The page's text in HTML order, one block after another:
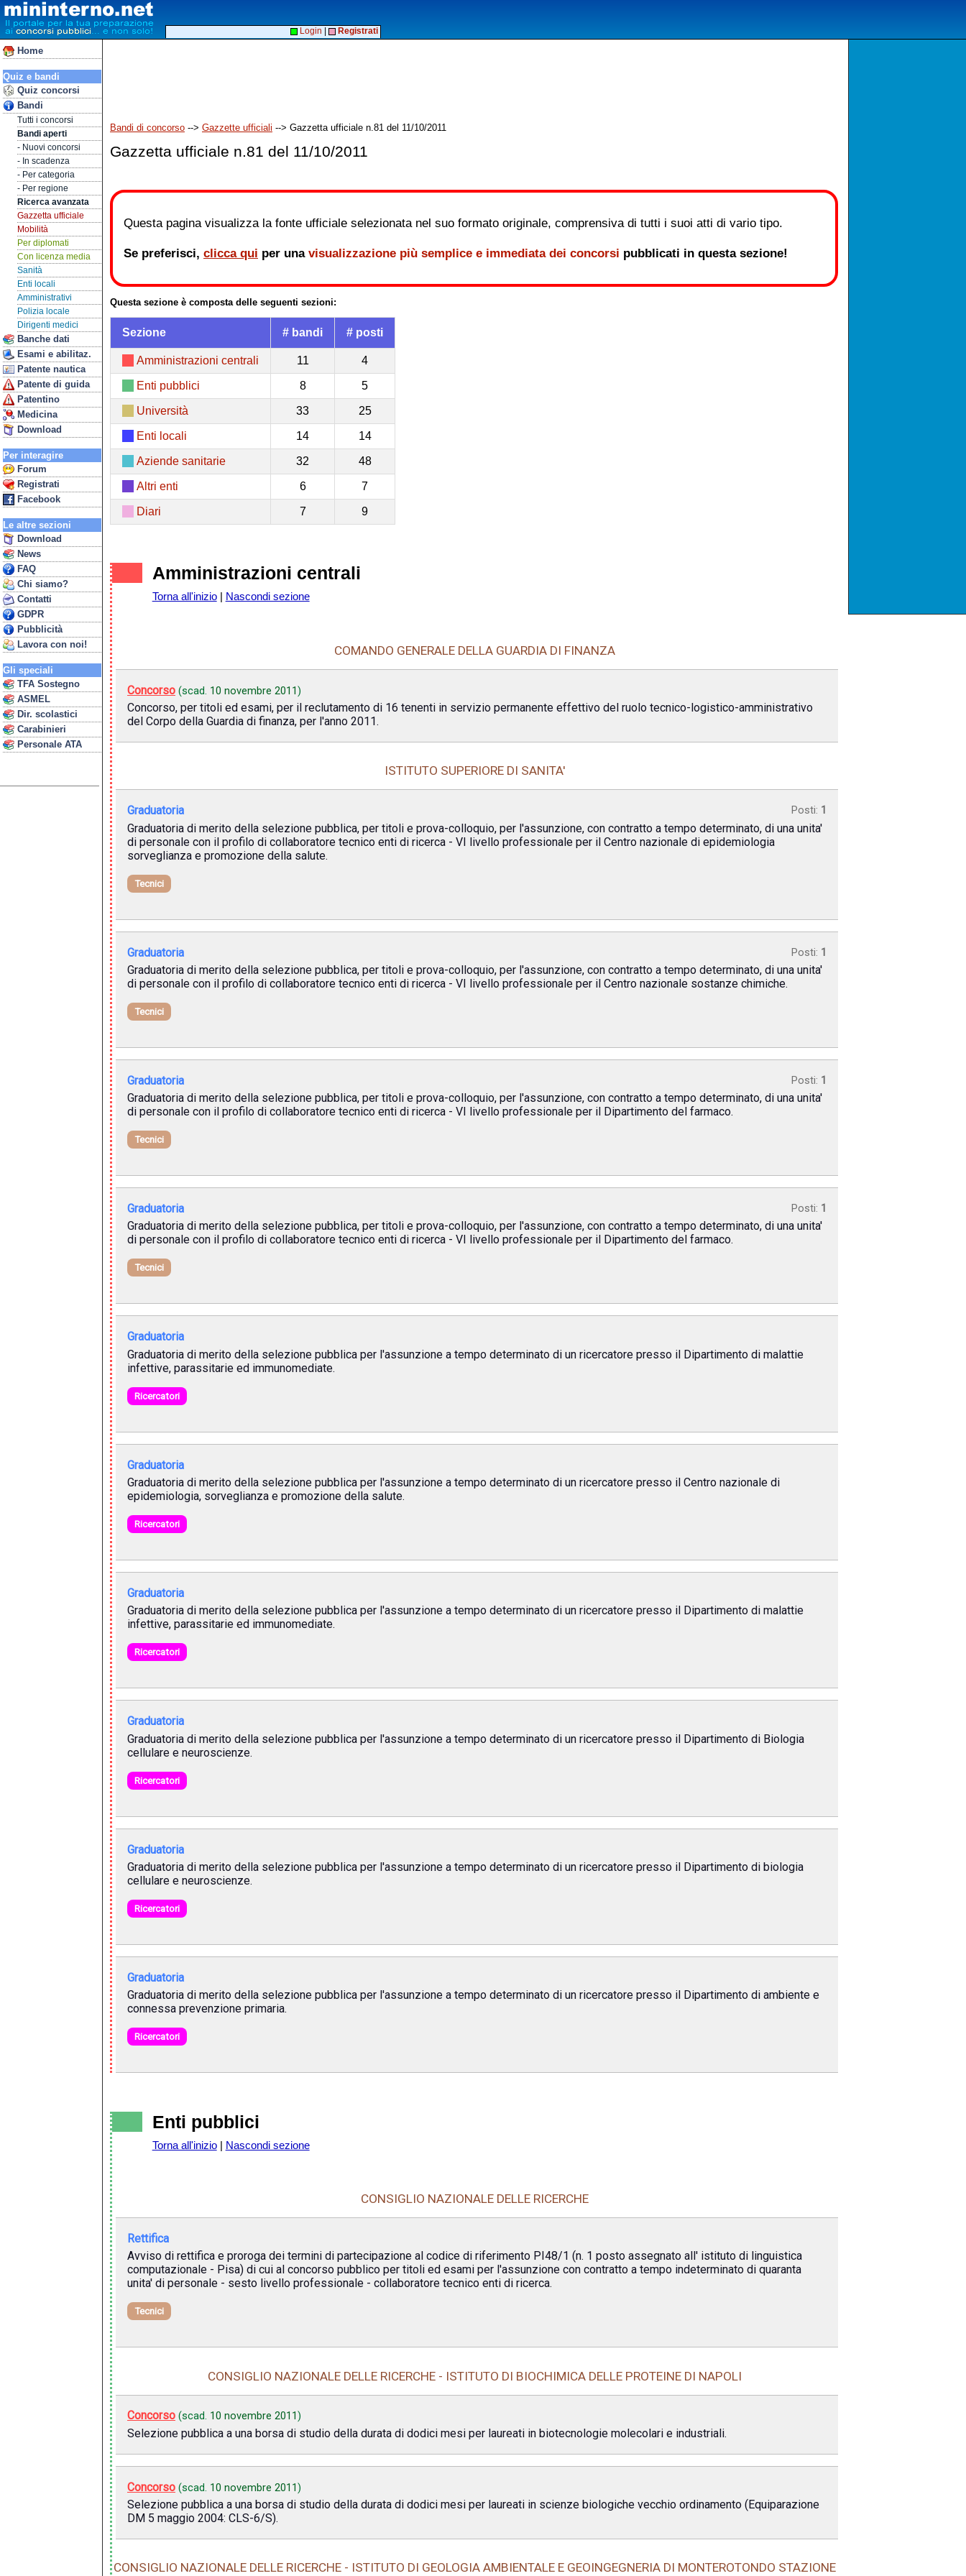
Home
Quiz e bandi
Quiz concorsi
Bandi
Tutti i concorsi
Bandi aperti
- Nuovi concorsi
- In scadenza
- Per categoria
- Per regione
Ricerca avanzata
Gazzetta ufficiale
Mobilità
Per diplomati
Con licenza media
Sanità
Enti locali
Amministrativi
Polizia locale
Dirigenti medici
Banche dati
Esami e abilitaz.
Patente nautica
Patente di guida
Patentino
Medicina
Download
Per interagire
Forum
Registrati
Facebook
Le altre sezioni
Download
News
FAQ
Chi siamo?
Contatti
GDPR
Pubblicità
Lavora con noi!
Gli speciali
TFA Sostegno
ASMEL
Dir. scolastici
Carabinieri
Personale ATA
Login Registrati
Bandi di concorso --> Gazzette ufficiali --> Gazzetta ufficiale n.81 del 11/10/2011
Gazzetta ufficiale n.81 del 11/10/2011
Questa pagina visualizza la fonte ufficiale selezionata nel suo formato originale, comprensiva di tutti i suoi atti di vario tipo.
Se preferisci, clicca qui per una visualizzazione più semplice e immediata dei concorsi pubblicati in questa sezione!
Questa sezione è composta delle seguenti sezioni:
Sezione # bandi # posti
Amministrazioni centrali 11 4
Enti pubblici 8 5
Università 33 25
Enti locali 14 14
Aziende sanitarie 32 48
Altri enti 6 7
Diari 7 9
Amministrazioni centrali
Torna all'inizio| Nascondi sezione
COMANDO GENERALE DELLA GUARDIA DI FINANZA
Concorso (scad. 10 novembre 2011)
Concorso, per titoli ed esami, per il reclutamento di 16 tenenti in servizio permanente effettivo del ruolo tecnico-logistico-amministrativo
del Corpo della Guardia di finanza, per l'anno 2011.
ISTITUTO SUPERIORE DI SANITA'
Graduatoria Posti: 1
Graduatoria di merito della selezione pubblica, per titoli e prova-colloquio, per l'assunzione, con contratto a tempo determinato, di una unita'
di personale con il profilo di collaboratore tecnico enti di ricerca - VI livello professionale per il Centro nazionale di epidemiologia
sorveglianza e promozione della salute.
Tecnici
Graduatoria Posti: 1
Graduatoria di merito della selezione pubblica, per titoli e prova-colloquio, per l'assunzione, con contratto a tempo determinato, di una unita'
di personale con il profilo di collaboratore tecnico enti di ricerca - VI livello professionale per il Centro nazionale sostanze chimiche.
Tecnici
Graduatoria Posti: 1
Graduatoria di merito della selezione pubblica, per titoli e prova-colloquio, per l'assunzione, con contratto a tempo determinato, di una unita'
di personale con il profilo di collaboratore tecnico enti di ricerca - VI livello professionale per il Dipartimento del farmaco.
Tecnici
Graduatoria Posti: 1
Graduatoria di merito della selezione pubblica, per titoli e prova-colloquio, per l'assunzione, con contratto a tempo determinato, di una unita'
di personale con il profilo di collaboratore tecnico enti di ricerca - VI livello professionale per il Dipartimento del farmaco.
Tecnici
Graduatoria
Graduatoria di merito della selezione pubblica per l'assunzione a tempo determinato di un ricercatore presso il Dipartimento di malattie
infettive, parassitarie ed immunomediate.
Ricercatori
Graduatoria
Graduatoria di merito della selezione pubblica per l'assunzione a tempo determinato di un ricercatore presso il Centro nazionale di
epidemiologia, sorveglianza e promozione della salute.
Ricercatori
Graduatoria
Graduatoria di merito della selezione pubblica per l'assunzione a tempo determinato di un ricercatore presso il Dipartimento di malattie
infettive, parassitarie ed immunomediate.
Ricercatori
Graduatoria
Graduatoria di merito della selezione pubblica per l'assunzione a tempo determinato di un ricercatore presso il Dipartimento di Biologia
cellulare e neuroscienze.
Ricercatori
Graduatoria
Graduatoria di merito della selezione pubblica per l'assunzione a tempo determinato di un ricercatore presso il Dipartimento di biologia
cellulare e neuroscienze.
Ricercatori
Graduatoria
Graduatoria di merito della selezione pubblica per l'assunzione a tempo determinato di un ricercatore presso il Dipartimento di ambiente e
connessa prevenzione primaria.
Ricercatori
Enti pubblici
Torna all'inizio| Nascondi sezione
CONSIGLIO NAZIONALE DELLE RICERCHE
Rettifica
Avviso di rettifica e proroga dei termini di partecipazione al codice di riferimento PI48/1 (n. 1 posto assegnato all' istituto di linguistica
computazionale - Pisa) di cui al concorso pubblico per titoli ed esami per l'assunzione con contratto a tempo indeterminato di quaranta
unita' di personale - sesto livello professionale - collaboratore tecnico enti di ricerca.
Tecnici
CONSIGLIO NAZIONALE DELLE RICERCHE - ISTITUTO DI BIOCHIMICA DELLE PROTEINE DI NAPOLI
Concorso (scad. 10 novembre 2011)
Selezione pubblica a una borsa di studio della durata di dodici mesi per laureati in biotecnologie molecolari e industriali.
Concorso (scad. 10 novembre 2011)
Selezione pubblica a una borsa di studio della durata di dodici mesi per laureati in scienze biologiche vecchio ordinamento (Equiparazione
DM 5 maggio 2004: CLS-6/S).
CONSIGLIO NAZIONALE DELLE RICERCHE - ISTITUTO DI GEOLOGIA AMBIENTALE E GEOINGEGNERIA DI MONTEROTONDO STAZIONE